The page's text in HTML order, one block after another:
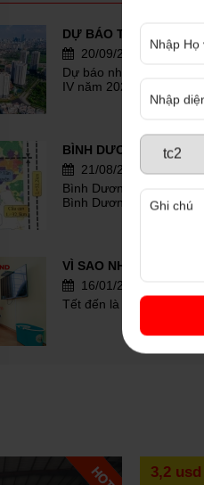
20/09/2023
Dự báo những điểm nổi
IV năm 2023
21/08/2023
Bình Dương sẽ có tuyến
Bình Dương
16/01/2023
Tết đến là dịp mà nhà
Nên bán nhà có trang
3,2 usd / m2